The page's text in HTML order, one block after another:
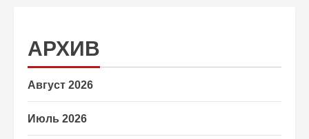
АРХИВ
Август 2026
Июль 2026